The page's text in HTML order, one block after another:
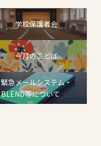
学校保護者会
今月のことば
緊急メールシステム・
BLEND等について